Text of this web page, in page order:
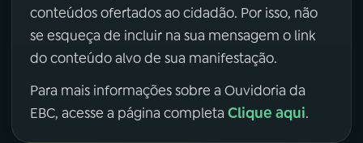
conteúdos ofertados ao cidadão. Por isso, não
se esqueça de incluir na sua mensagem o link
do conteúdo alvo de sua manifestação.
Para mais informações sobre a Ouvidoria da
EBC, acesse a página completa Clique aqui.